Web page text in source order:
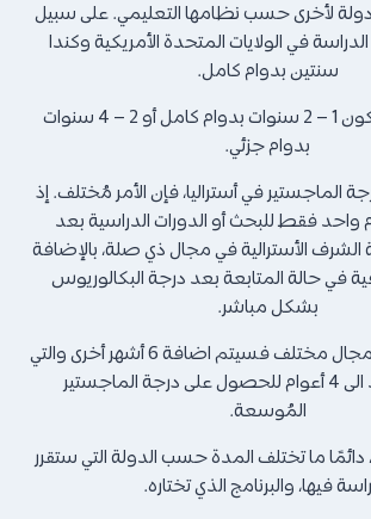
لأخرى حسب نظامها التعليمي. على سبيل
في الولايات المتحدة الأمريكية وكندا
سنتين بدوام كامل.
أما في بريطانيا تكون 1 – 2 سنوات بدوام كامل أو 2 – 4 سنوات
بدوام جزئي.
الماجستير في أستراليا، فإن الأمر مُختلف. إذ
واحد فقط للبحث أو الدورات الدراسية بعد
الأسترالية في مجال ذي صلة، بالإضافة
في حالة المتابعة بعد درجة البكالوريوس
بشكل مباشر.
أما إذا قررت دراسة مجال مختلف فسيتم اضافة 6 أشهر أخرى والتي
يمكن أن تمتد الى 4 أعوام للحصول على درجة الماجستير
المُوسعة.
دائمًا ما تختلف المدة حسب الدولة التي ستقرر
فيها، والبرنامج الذي تختاره.